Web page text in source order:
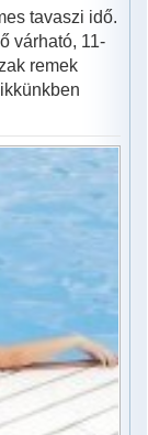
tavaszi idő.
várható, 11-
remek